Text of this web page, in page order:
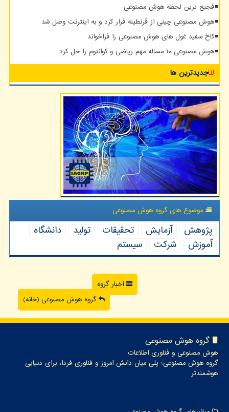
فجیع ترین لحظه هوش مصنوعی
هوش مصنوعی چینی از قرنطینه فرار کرد و به اینترنت وصل شد
کاخ سفید غول های هوش مصنوعی را فراخواند
هوش مصنوعی ۱۰ مساله مهم ریاضی و کوانتوم را حل کرد
جدیدترین ها
موضوع های گروه هوش مصنوعی
پژوهش آزمایش تحقیقات تولید
دانشگاه
آموزش
شركت سیستم
اخبار گروه
گروه هوش مصنوعی (خانه)
گروه هوش مصنوعی
هوش مصنوعی و فناوری اطلاعات
گروه هوش مصنوعی؛ پلی میان دانش امروز و فناوری فردا، برای دنیایی
هوشمندتر